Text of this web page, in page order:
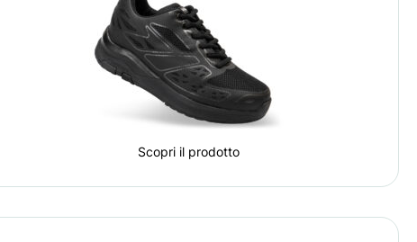
Scopri il prodotto